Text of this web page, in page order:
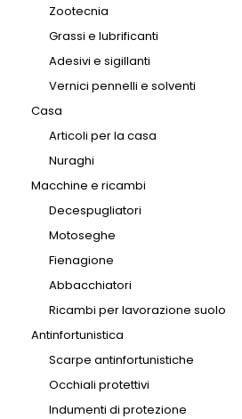
Zootecnia
Grassi e lubrificanti
Adesivi e sigillanti
Vernici pennelli e solventi
Casa
Articoli per la casa
Nuraghi
Macchine e ricambi
Decespugliatori
Motoseghe
Fienagione
Abbacchiatori
Ricambi per lavorazione suolo
Antinfortunistica
Scarpe antinfortunistiche
Occhiali protettivi
Indumenti di protezione